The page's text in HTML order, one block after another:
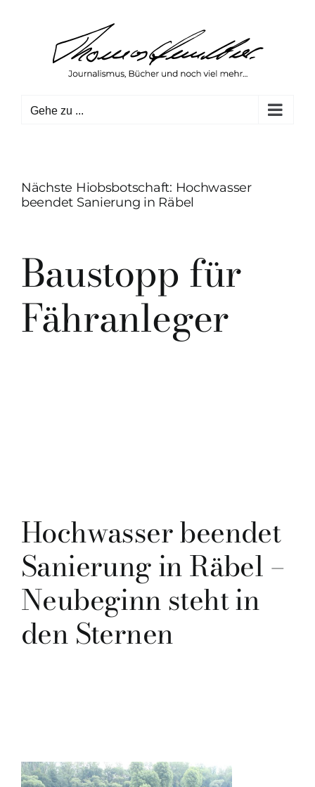
springen
Gehe zu ...
Nächste Hiobsbotschaft: Hochwasser
beendet Sanierung in Räbel
Baustopp für
Fähranleger
Hochwasser beendet
Sanierung in Räbel –
Neubeginn steht in
den Sternen